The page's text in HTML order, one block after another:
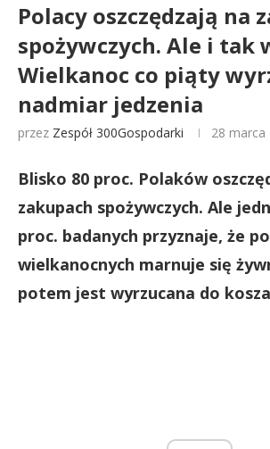
Polacy oszczędzają na
spożywczych. Ale i tak
Wielkanoc co piąty
nadmiar jedzenia
przez Zespół 300Gospodarki 28 marca
Blisko 80 proc. Polaków
zakupach spożywczych. Ale
proc. badanych przyznaje, że
wielkanocnych marnuje się
potem jest wyrzucana do